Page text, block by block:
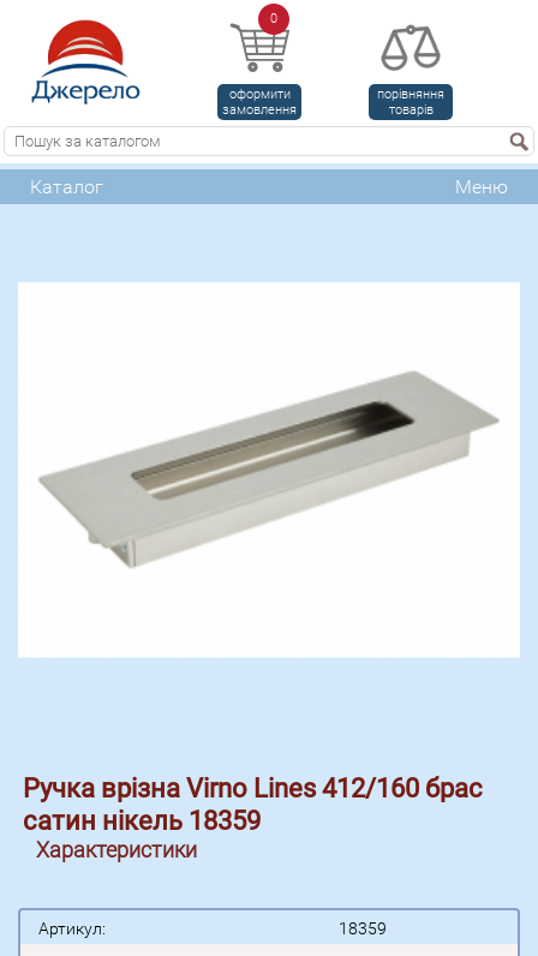
0
оформити
замовлення
порівняння
товарів
Каталог Меню
Ручка врізна Virno Lines 412/160 брас
сатин нікель 18359
Характеристики
Артикул:
18359